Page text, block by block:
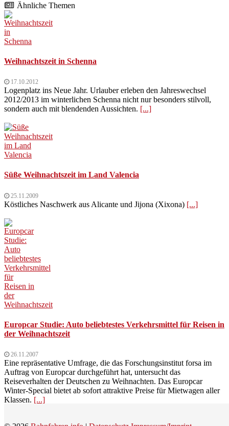
Ähnliche Themen
Weihnachtszeit in Schenna
17.10.2012
Logenplatz ins Neue Jahr. Urlauber erleben den Jahreswechsel
2012/2013 im winterlichen Schenna nicht nur besonders stilvoll,
sondern auch mit blendenden Aussichten. [...]
Süße Weihnachtszeit im Land Valencia
25.11.2009
Köstliches Naschwerk aus Alicante und Jijona (Xixona) [...]
Europcar Studie: Auto beliebtestes Verkehrsmittel für Reisen in
der Weihnachtszeit
26.11.2007
Eine repräsentative Umfrage, die das Forschungsinstitut forsa im
Auftrag von Europcar durchgeführt hat, untersucht das
Reiseverhalten der Deutschen zu Weihnachten. Das Europcar
Winter-Special bietet ab sofort attraktive Preise für Mietwagen aller
Klassen. [...]